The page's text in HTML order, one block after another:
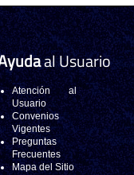
al Usuario
Atención al
Usuario
Convenios
Vigentes
Preguntas
Frecuentes
Mapa del Sitio